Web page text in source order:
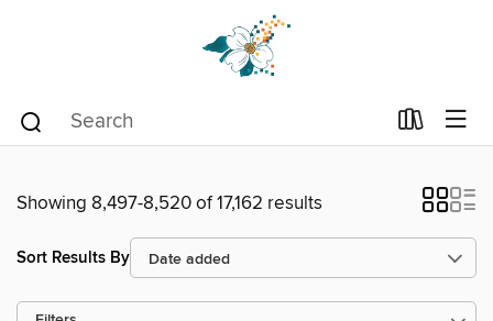
Showing 8,497-8,520 of 17,162 results
Sort Results By